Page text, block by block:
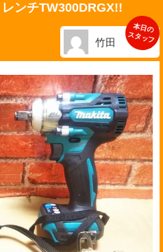
ンチTW300DRGX!!
本日の
スタッフ
竹田